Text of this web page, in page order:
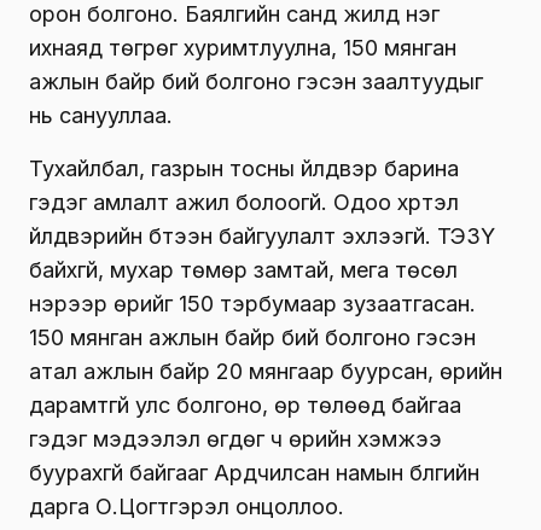
орон болгоно. Баялгийн санд жилд нэг
ихнаяд төгрөг хуримтлуулна, 150 мянган
ажлын байр бий болгоно гэсэн заалтуудыг
нь санууллаа.
Тухайлбал, газрын тосны үйлдвэр барина
гэдэг амлалт ажил болоогүй. Одоо хүртэл
үйлдвэрийн бүтээн байгуулалт эхлээгүй. ТЭЗҮ
байхгүй, мухар төмөр замтай, мега төсөл
нэрээр өрийг 150 тэрбумаар зузаатгасан.
150 мянган ажлын байр бий болгоно гэсэн
атал ажлын байр 20 мянгаар буурсан, өрийн
дарамтгүй улс болгоно, өр төлөөд байгаа
гэдэг мэдээлэл өгдөг ч өрийн хэмжээ
буурахгүй байгааг Ардчилсан намын бүлгийн
дарга О.Цогтгэрэл онцоллоо.